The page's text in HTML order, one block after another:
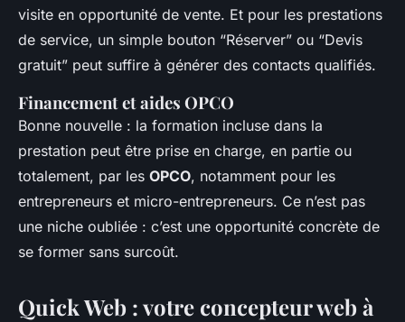
visite en opportunité de vente. Et pour les prestations
de service, un simple bouton “Réserver” ou “Devis
gratuit” peut suffire à générer des contacts qualifiés.
Financement et aides OPCO
Bonne nouvelle : la formation incluse dans la
prestation peut être prise en charge, en partie ou
totalement, par les OPCO, notamment pour les
entrepreneurs et micro-entrepreneurs. Ce n’est pas
une niche oubliée : c’est une opportunité concrète de
se former sans surcoût.
Quick Web : votre concepteur web à